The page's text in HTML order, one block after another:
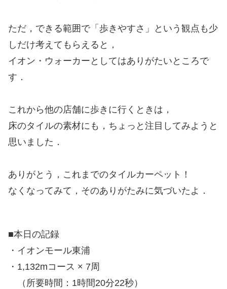
ただ，できる範囲で「歩きやすさ」という観点も少
しだけ考えてもらえると，
イオン・ウォーカーとしてはありがたいところで
す．
これから他の店舗に歩きに行くときは，
床のタイルの素材にも，ちょっと注目してみようと
思いました．
ありがとう，これまでのタイルカーペット！
なくなってみて，そのありがたみに気づいたよ．
■本日の記録
・イオンモール東浦
・1,132mコース × 7周
（所要時間：1時間20分22秒）